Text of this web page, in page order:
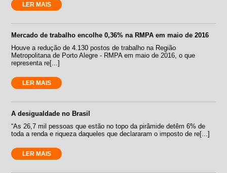
LER MAIS
Mercado de trabalho encolhe 0,36% na RMPA em maio de 2016
Houve a redução de 4.130 postos de trabalho na Região
Metropolitana de Porto Alegre - RMPA em maio de 2016, o que
representa re[...]
LER MAIS
A desigualdade no Brasil
“As 26,7 mil pessoas que estão no topo da pirâmide detêm 6% de
toda a renda e riqueza daqueles que declararam o imposto de re[...]
LER MAIS